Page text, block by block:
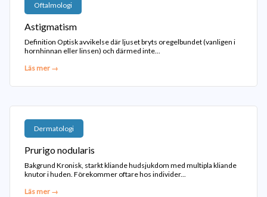
Oftalmologi
Astigmatism
Definition Optisk avvikelse där ljuset bryts oregelbundet (vanligen i
hornhinnan eller linsen) och därmed inte...
Läs mer →
Dermatologi
Prurigo nodularis
Bakgrund Kronisk, starkt kliande hudsjukdom med multipla kliande
knutor i huden. Förekommer oftare hos individer...
Läs mer →